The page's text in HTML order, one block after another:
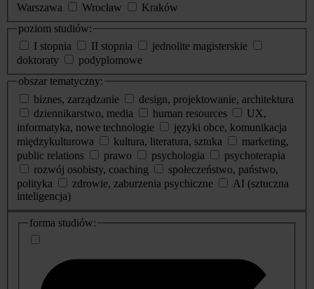
Warszawa
Wrocław
Kraków
poziom studiów:
I stopnia
II stopnia
jednolite magisterskie
doktoraty
podyplomowe
obszar tematyczny:
biznes, zarządzanie
design, projektowanie, architektura
dziennikarstwo, media
human resources
UX,
informatyka, nowe technologie
języki obce, komunikacja
międzykulturowa
kultura, literatura, sztuka
marketing,
public relations
prawo psychologia
psychoterapia
rozwój osobisty, coaching
społeczeństwo, państwo,
polityka
zdrowie, zaburzenia psychiczne
AI (sztuczna
inteligencja)
dodatkowe
informacje
forma studiów: